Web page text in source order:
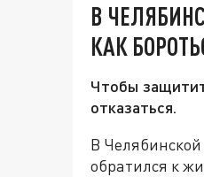
В
КАК
Чтобы
отказаться.
В
обратился к